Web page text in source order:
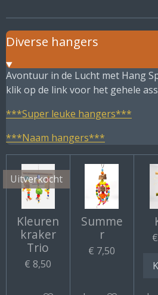
Diverse hangers
Avontuur in de Lucht met Hang
klik op de link voor het gehele
***Super leuke hangers***
***Naam hangers***
Uitverkocht
Kleuren
kraker
Trio
€ 8,50
Summe
r
€ 7,50